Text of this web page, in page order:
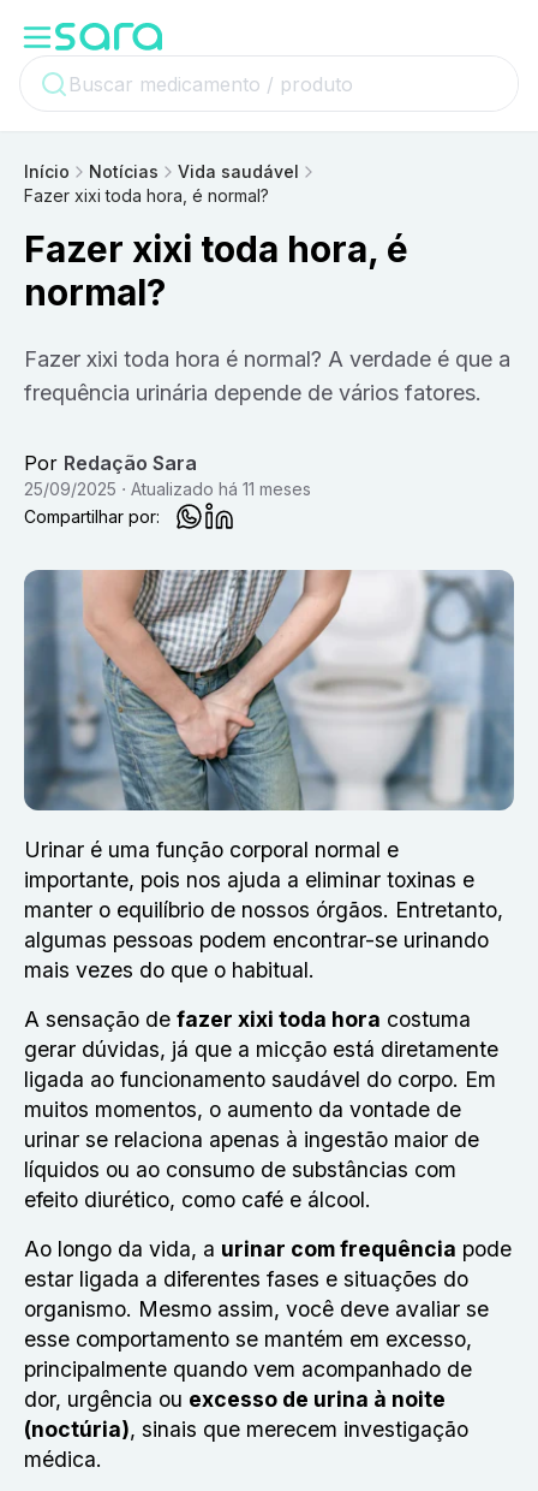
Início Notícias
Vida saudável
Fazer xixi toda hora, é normal?
Fazer xixi toda hora, é
normal?
Fazer xixi toda hora é normal? A verdade é que a
frequência urinária depende de vários fatores.
Por Redação Sara
25/09/2025 Atualizado há 11 meses
Compartilhar por:
Urinar é uma função corporal normal e
importante, pois nos ajuda a eliminar toxinas e
manter o equilíbrio de nossos órgãos. Entretanto,
algumas pessoas podem encontrar-se urinando
mais vezes do que o habitual.
A sensação de fazer xixi toda hora costuma
gerar dúvidas, já que a micção está diretamente
ligada ao funcionamento saudável do corpo. Em
muitos momentos, o aumento da vontade de
urinar se relaciona apenas à ingestão maior de
líquidos ou ao consumo de substâncias com
efeito diurético, como café e álcool.
Ao longo da vida, a urinar com frequência pode
estar ligada a diferentes fases e situações do
organismo. Mesmo assim, você deve avaliar se
esse comportamento se mantém em excesso,
principalmente quando vem acompanhado de
dor, urgência ou excesso de urina à noite
(noctúria), sinais que merecem investigação
médica.